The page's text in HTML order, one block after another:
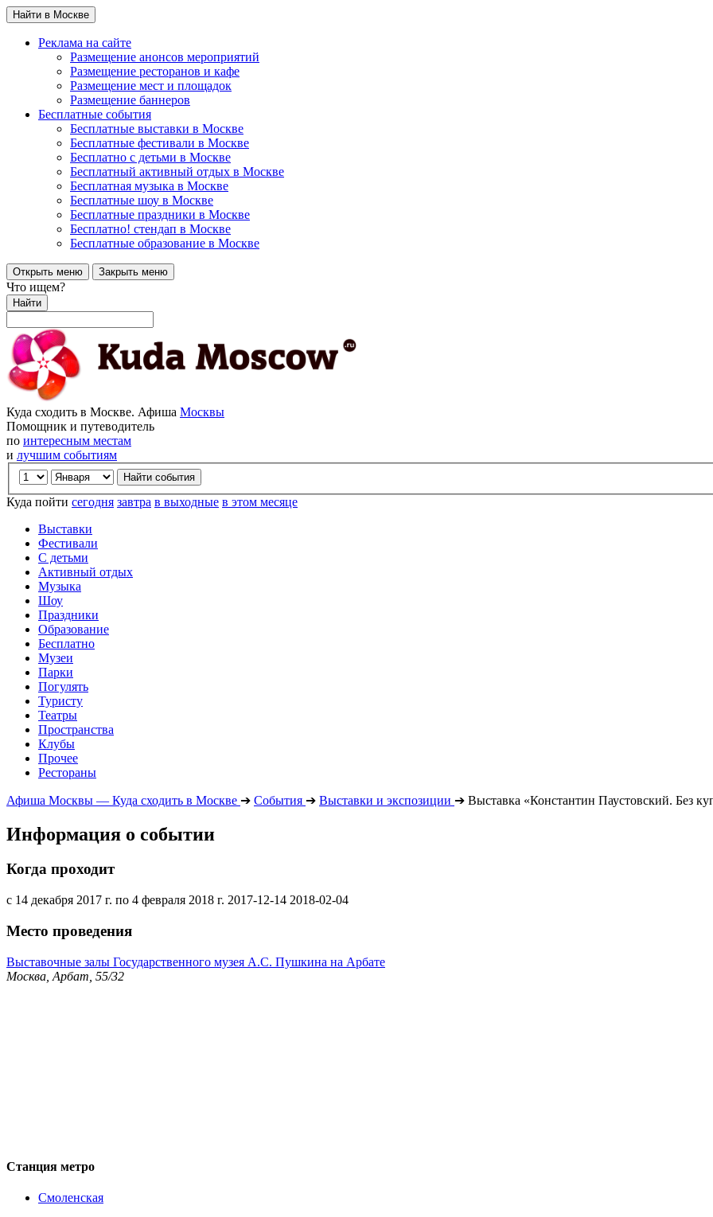
Найти в Москве
Реклама на сайте
Размещение анонсов мероприятий
Размещение ресторанов и кафе
Размещение мест и площадок
Размещение баннеров
Бесплатные события
Бесплатные выставки в Москве
Бесплатные фестивали в Москве
Бесплатно с детьми в Москве
Бесплатный активный отдых в Москве
Бесплатная музыка в Москве
Бесплатные шоу в Москве
Бесплатные праздники в Москве
Бесплатно! стендап в Москве
Бесплатные образование в Москве
Открыть меню Закрыть меню
Что ищем?
Найти
Куда сходить в Москве. Афиша Москвы
Помощник и путеводитель
по интересным местам
и лучшим событиям
Куда пойти сегодня завтра в выходные в этом месяце
Выставки
Фестивали
С детьми
Активный отдых
Музыка
Шоу
Праздники
Образование
Бесплатно
Музеи
Парки
Погулять
Туристу
Театры
Пространства
Клубы
Прочее
Рестораны
Афиша Москвы — Куда сходить в Москве ➔ События ➔ Выставки и экспозиции ➔ Выставка «Константин Паустовский. Без
Информация о событии
Когда проходит
с 14 декабря 2017 г. по 4 февраля 2018 г. 2017-12-14 2018-02-04
Место проведения
Выставочные залы Государственного музея А.С. Пушкина на Арбате
Москва, Арбат, 55/32
Станция метро
Смоленская